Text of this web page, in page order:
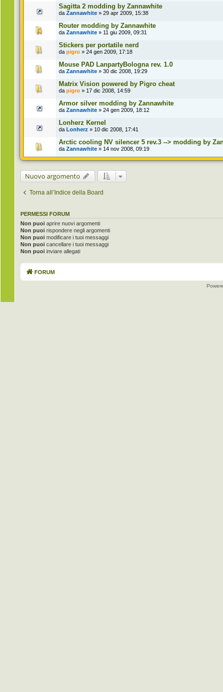
Sagitta 2 modding by Zannawhite
da Zannawhite » 29 apr 2009, 15:38
Router modding by Zannawhite
da Zannawhite » 11 giu 2009, 09:31
Stickers per portatile nerd
da pigro » 24 gen 2009, 17:18
Mouse PAD LanpartyBologna rev. 1.0
da Zannawhite » 30 dic 2008, 19:29
Matrix Vision powered by Pigro cheat
da pigro » 17 dic 2008, 14:59
Armor silver modding by Zannawhite
da Zannawhite » 24 gen 2009, 18:12
Lonherz Kernel
da Lonherz » 10 dic 2008, 17:41
Arctic cooling NV silencer 5 rev.3 --> modding by
da Zannawhite » 14 nov 2008, 09:19
Nuovo argomento
Torna all’Indice della Board
PERMESSI FORUM
Non puoi aprire nuovi argomenti
Non puoi rispondere negli argomenti
Non puoi modificare i tuoi messaggi
Non puoi cancellare i tuoi messaggi
Non puoi inviare allegati
FORUM